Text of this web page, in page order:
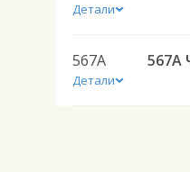
Детали
567А
Детали